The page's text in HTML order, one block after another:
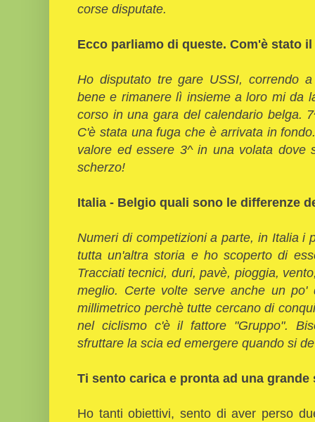
corse disputate.
Ecco parliamo di queste. Com'è stato
Ho disputato tre gare USSI, correndo
bene e rimanere lì insieme a loro mi da
corso in una gara del calendario belga.
C'è stata una fuga che è arrivata in
valore ed essere 3^ in una volata
scherzo!
Italia - Belgio quali sono le differenze
Numeri di competizioni a parte, in Italia i
tutta un'altra storia e ho scoperto di
Tracciati tecnici, duri, pavè, pioggia,
meglio. Certe volte serve anche un
millimetrico perchè tutte cercano di
nel ciclismo c'è il fattore "Gruppo".
sfruttare la scia ed emergere quando si
Ti sento carica e pronta ad una grande
Ho tanti obiettivi, sento di aver perso